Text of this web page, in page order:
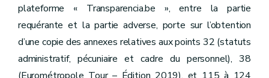
plateforme « Transparencia.be », entre la partie
requérante et la partie adverse, porte sur l’obtention
d’une copie des annexes relatives aux points 32 (statuts
administratif, pécuniaire et cadre du personnel), 38